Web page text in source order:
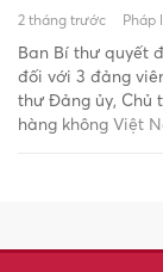
2 tháng trước Pháp
Ban Bí thư quyết
đối với 3 đảng
thư Đảng ủy, Chủ
hàng không Việt